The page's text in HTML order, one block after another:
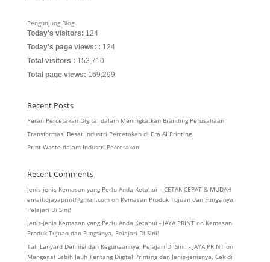
Pengunjung Blog
Today's visitors: 124
Today's page views: : 124
Total visitors : 153,710
Total page views: 169,299
Recent Posts
Peran Percetakan Digital dalam Meningkatkan Branding Perusahaan
Transformasi Besar Industri Percetakan di Era AI Printing
Print Waste dalam Industri Percetakan
Recent Comments
Jenis-jenis Kemasan yang Perlu Anda Ketahui – CETAK CEPAT & MUDAH
email:djayaprint@gmail.comon Kemasan Produk Tujuan dan Fungsinya,
Pelajari Di Sini!
Jenis-jenis Kemasan yang Perlu Anda Ketahui - JAYA PRINTon Kemasan
Produk Tujuan dan Fungsinya, Pelajari Di Sini!
Tali Lanyard Definisi dan Kegunaannya, Pelajari Di Sini! - JAYA PRINTon
Mengenal Lebih Jauh Tentang Digital Printing dan Jenis-jenisnya, Cek di